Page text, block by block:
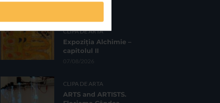
CLIPA DE ARTA
Expoziția Alchimie –
capitolul II
07/08/2026
CLIPA DE ARTA
ARTS and ARTISTS.